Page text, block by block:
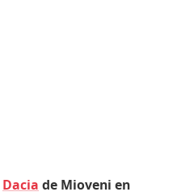
Dacia de Mioveni en